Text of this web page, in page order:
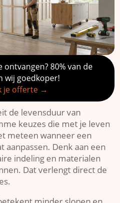
80% van de
wij goedkoper!
je offerte →
de levensduur van
keuzes die met je leven
meteen wanneer een
aanpassen.​ Denk aan een
indeling en materialen
Dat verlengt direct de